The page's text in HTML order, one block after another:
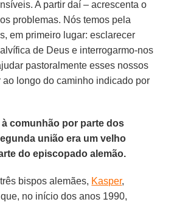
A partir daí – acrescenta o
problemas. Nós temos pela
em primeiro lugar: esclarecer
de Deus e interrogarmo-nos
pastoralmente esses nossos
ao longo do caminho indicado por
comunhão por parte dos
união era um velho
do episcopado alemão.
bispos alemães, Kasper,
que, no início dos anos 1990,